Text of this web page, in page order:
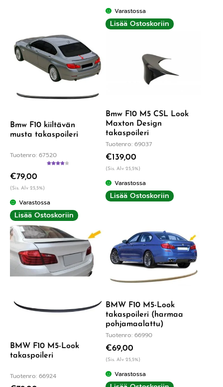
Varastossa
Lisää Ostoskoriin
Bmw F10 kiiltävän
musta takaspoileri
Tuotenro: 67520
€79,00
(Sis. Alv 25,5%)
Varastossa
Lisää Ostoskoriin
Bmw F10 M5 CSL Look
Maxton Design
takaspoileri
Tuotenro: 69037
€139,00
(Sis. Alv 25,5%)
Varastossa
Lisää Ostoskoriin
BMW F10 M5-Look
takaspoileri
Tuotenro: 66924
BMW F10 M5-Look
takaspoileri (harmaa
pohjamaalattu)
Tuotenro: 66990
€69,00
(Sis. Alv 25,5%)
Varastossa